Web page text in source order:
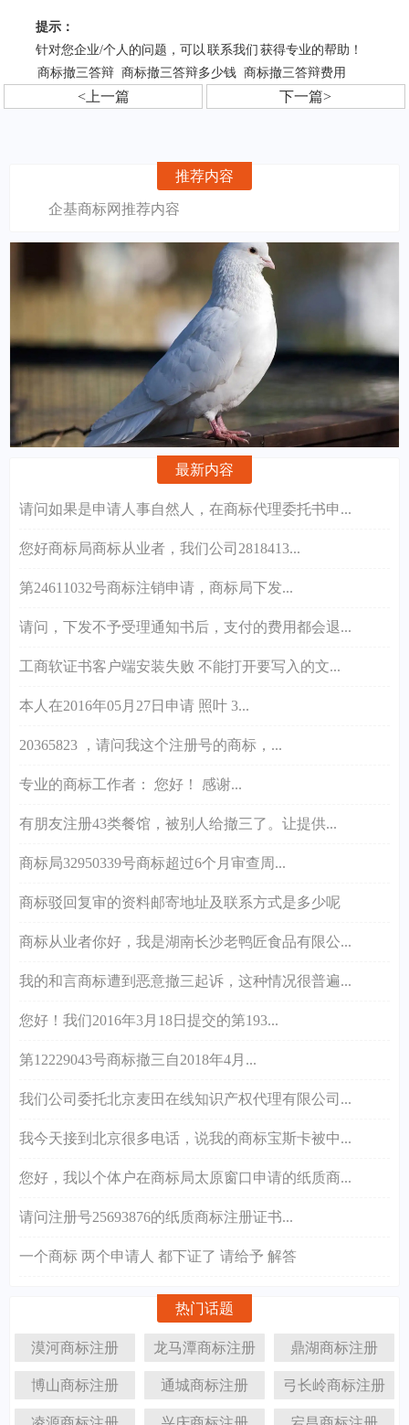
提示：
针对您企业/个人的问题，可以 联系我们 获得专业的帮助！
商标撤三答辩 商标撤三答辩多少钱 商标撤三答辩费用
<上一篇 下一篇>
推荐内容
企基商标网推荐内容
最新内容
请问如果是申请人事自然人，在商标代理委托书申...
您好商标局商标从业者，我们公司2818413...
第24611032号商标注销申请，商标局下发...
请问，下发不予受理通知书后，支付的费用都会退...
工商软证书客户端安装失败 不能打开要写入的文...
本人在2016年05月27日申请 照叶 3...
20365823 ，请问我这个注册号的商标，...
专业的商标工作者： 您好！ 感谢...
有朋友注册43类餐馆，被别人给撤三了。让提供...
商标局32950339号商标超过6个月审查周...
商标驳回复审的资料邮寄地址及联系方式是多少呢
商标从业者你好，我是湖南长沙老鸭匠食品有限公...
我的和言商标遭到恶意撤三起诉，这种情况很普遍...
您好！我们2016年3月18日提交的第193...
第12229043号商标撤三自2018年4月...
我们公司委托北京麦田在线知识产权代理有限公司...
我今天接到北京很多电话，说我的商标宝斯卡被中...
您好，我以个体户在商标局太原窗口申请的纸质商...
请问注册号25693876的纸质商标注册证书...
一个商标 两个申请人 都下证了 请给予 解答
热门话题
漠河商标注册 龙马潭商标注册 鼎湖商标注册
博山商标注册 通城商标注册 弓长岭商标注册